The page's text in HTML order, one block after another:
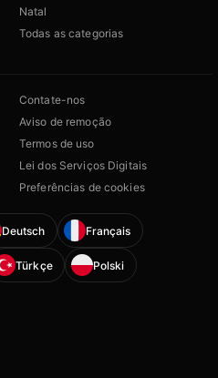
Natal
Todas as categorias
Contate-nos
Aviso de remoção
Termos de uso
Lei dos Serviços Digitais
Preferências de cookies
Deutsch Français
Türkçe Polski